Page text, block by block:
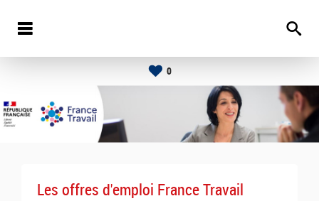
0
Les offres d'emploi France Travail